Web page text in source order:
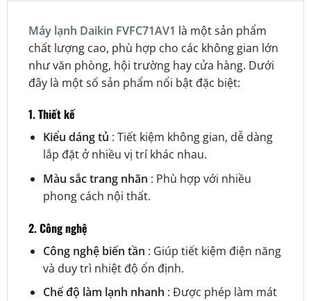
Máy lạnh Daikin FVFC71AV1 là một sản phẩm
chất lượng cao, phù hợp cho các không gian lớn
như văn phòng, hội trường hay cửa hàng. Dưới
đây là một số sản phẩm nổi bật đặc biệt:
1. Thiết kế
Kiểu dáng tủ : Tiết kiệm không gian, dễ dàng
lắp đặt ở nhiều vị trí khác nhau.
Màu sắc trang nhãn : Phù hợp với nhiều
phong cách nội thất.
2. Công nghệ
Công nghệ biến tần : Giúp tiết kiệm điện năng
và duy trì nhiệt độ ổn định.
Chế độ làm lạnh nhanh : Được phép làm mát